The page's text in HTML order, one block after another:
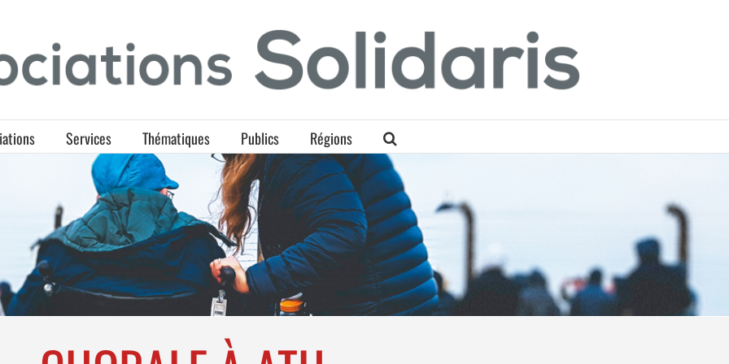
Services Thématiques Publics Régions